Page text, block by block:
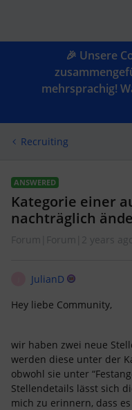
🎉 Unsere
mehrsprachig!
Recruiting
ANSWERED
Kategorie einer
nachträglich
Forum|Forum|2 years
JulianD
Hey liebe Community,
wir haben zwei neue
werden diese unter der
obwohl sie unter
Stellendetails lässt sich
mich zu erinnern, dass